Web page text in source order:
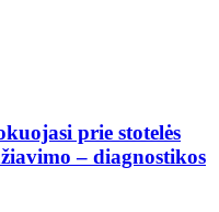
prie stotelės
– diagnostikos